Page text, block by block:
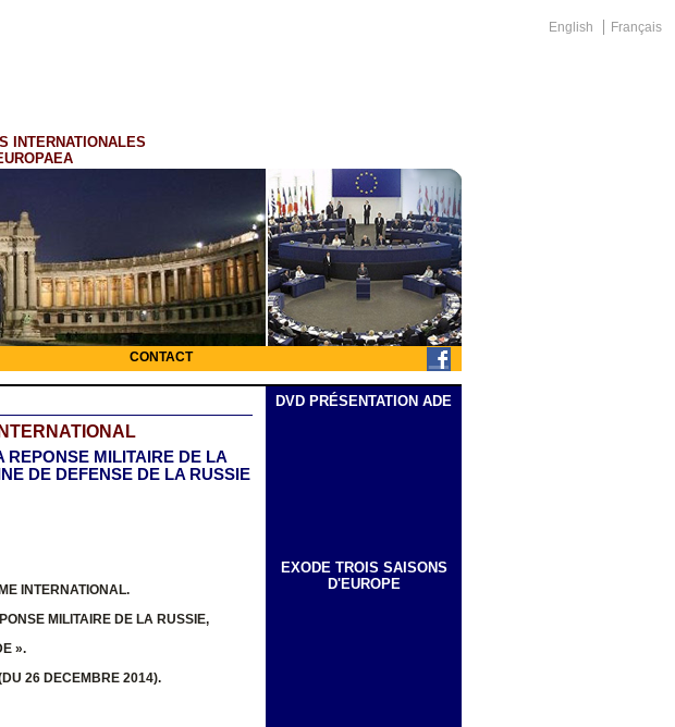
English Français
INTERNATIONALES
CONTACT
REPONSE MILITAIRE DE LA
DE DEFENSE DE LA RUSSIE
INTERNATIONAL.
MILITAIRE DE LA RUSSIE,
».
26 DECEMBRE 2014).
DVD PRÉSENTATION ADE
EXODE TROIS SAISONS
D'EUROPE